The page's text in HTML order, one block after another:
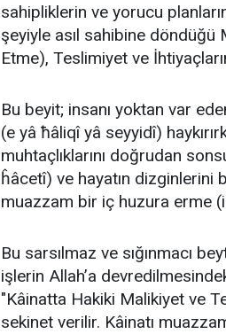
sahipliklerin ve yorucu
şeyiyle asıl sahibine döndüğü
Etme), Teslimiyet ve
​Bu beyit; insanı yoktan var
(e yâ ħâliqî yâ seyyidî)
muhtaçlıklarını doğrudan
ĥâcetî) ve hayatın dizginlerini
muazzam bir iç huzura erme
​Bu sarsılmaz ve sığınmacı
işlerin Allah’a
"Kâinatta Hakiki Malikiyet ve
sekinet verilir. Kâinatı